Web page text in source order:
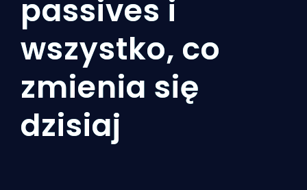
passives i
wszystko, co
zmienia się
dzisiaj